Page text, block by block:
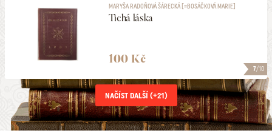
7/10
MARYŠA RADOŇOVÁ ŠÁRECKÁ [=BOSÁČKOVÁ MARIE]
Tichá láska
100 Kč
NAČÍST DALŠÍ (+21)